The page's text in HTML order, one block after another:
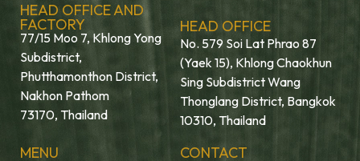
HEAD OFFICE AND
FACTORY
77/15 Moo 7, Khlong Yong
Subdistrict,
Phutthamonthon District,
Nakhon Pathom
73170, Thailand
HEAD OFFICE
No. 579 Soi Lat Phrao 87
(Yaek 15), Khlong Chaokhun
Sing Subdistrict Wang
Thonglang District, Bangkok
10310, Thailand
MENU CONTACT